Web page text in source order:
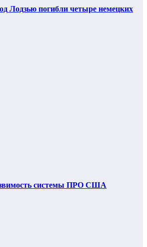
Лодзью погибли четыре немецких
системы ПРО США